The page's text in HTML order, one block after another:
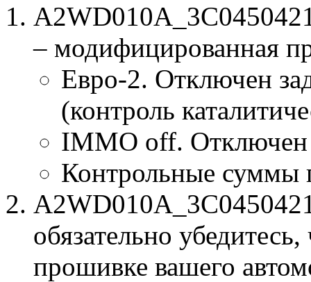
– модифицированная
Евро-2. Отключен
(контроль
IMMO off. Отключен
Контрольные суммы
обязательно
прошивке вашего